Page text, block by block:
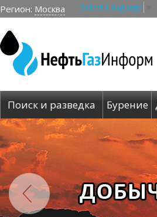
Регион: Москва Select Language
Поиск и разведка Бурение